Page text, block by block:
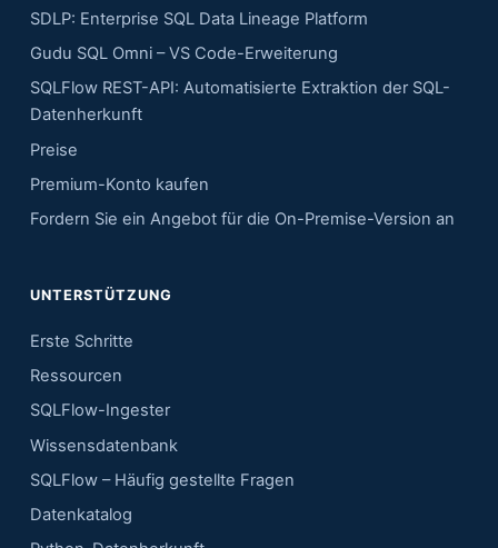
SDLP: Enterprise SQL Data Lineage Platform
Gudu SQL Omni – VS Code-Erweiterung
SQLFlow REST-API: Automatisierte Extraktion der SQL-
Datenherkunft
Preise
Premium-Konto kaufen
Fordern Sie ein Angebot für die On-Premise-Version an
UNTERSTÜTZUNG
Erste Schritte
Ressourcen
SQLFlow-Ingester
Wissensdatenbank
SQLFlow – Häufig gestellte Fragen
Datenkatalog